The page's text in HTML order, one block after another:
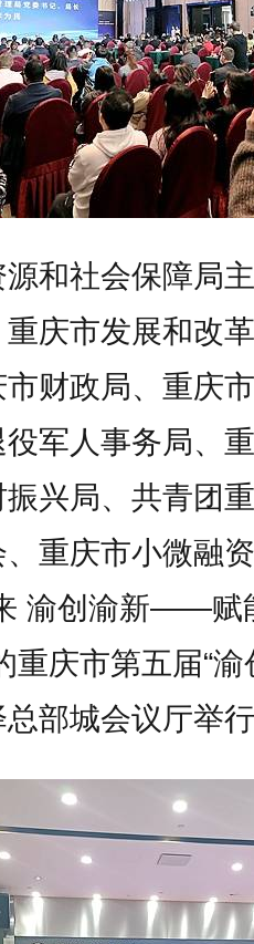
和社会保障局
庆市发展和改
财政局、重庆
役军人事务局、
兴局、共青团
重庆市小微融
渝创渝新——赋
重庆市第五届“
部城会议厅举